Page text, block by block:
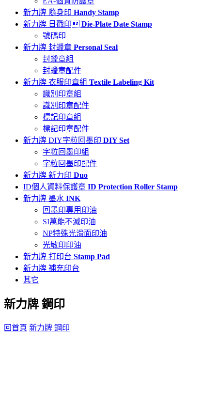
新力牌 隨身印 Handy Stamp
新力牌 日戳印 Die-Plate Date Stamp
號碼印
新力牌 封蠟章 Personal Seal
封蠟章組
封蠟章配件
新力牌 衣服印章組 Textile Labeling Kit
識別印章組
識別印章配件
標記印章組
標記印章配件
新力牌 DIY字粒回墨印 DIY Set
字粒回墨印組
字粒回墨印配件
新力牌 新力印 Duo
ID個人資料保護章 ID Protection Roller Stamp
新力牌 墨水 INK
回墨印專用印油
SI萬能不滅印油
NP特殊光滑面印油
光敏印印油
新力牌 打印台 Stamp Pad
新力牌 補充印台
其它
新力牌 鋼印
回首頁 新力牌 鋼印